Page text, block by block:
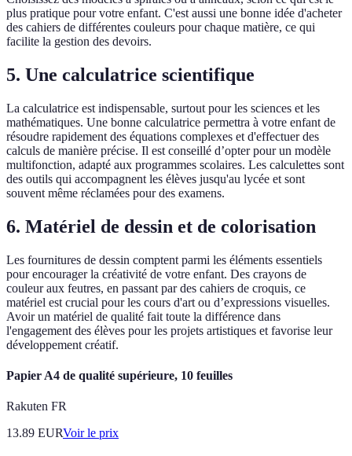
plus pratique pour votre enfant. C'est aussi une bonne idée d'acheter
des cahiers de différentes couleurs pour chaque matière, ce qui
facilite la gestion des devoirs.
5. Une calculatrice scientifique
La calculatrice est indispensable, surtout pour les sciences et les
mathématiques. Une bonne calculatrice permettra à votre enfant de
résoudre rapidement des équations complexes et d'effectuer des
calculs de manière précise. Il est conseillé d’opter pour un modèle
multifonction, adapté aux programmes scolaires. Les calculettes sont
des outils qui accompagnent les élèves jusqu'au lycée et sont
souvent même réclamées pour des examens.
6. Matériel de dessin et de colorisation
Les fournitures de dessin comptent parmi les éléments essentiels
pour encourager la créativité de votre enfant. Des crayons de
couleur aux feutres, en passant par des cahiers de croquis, ce
matériel est crucial pour les cours d'art ou d’expressions visuelles.
Avoir un matériel de qualité fait toute la différence dans
l'engagement des élèves pour les projets artistiques et favorise leur
développement créatif.
Papier A4 de qualité supérieure, 10 feuilles
Rakuten FR
13.89 EURVoir le prix